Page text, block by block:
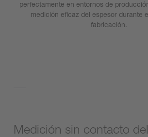
perfectamente en entornos de
medición eficaz del espesor durante
fabricación.
Medición sin contacto